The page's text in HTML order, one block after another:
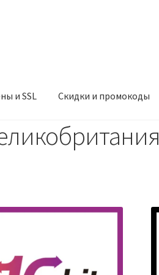
и SSL Скидки и промокоды